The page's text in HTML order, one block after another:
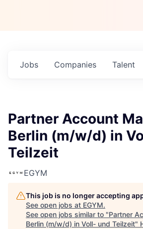
Jobs Companies Talent
Partner Account
Berlin (m/w/d) in
Teilzeit
EGYM
This job is no longer accepting
See open jobs at EGYM.
See open jobs similar to "Partner
Berlin (m/w/d) in Voll- und Teilzeit"